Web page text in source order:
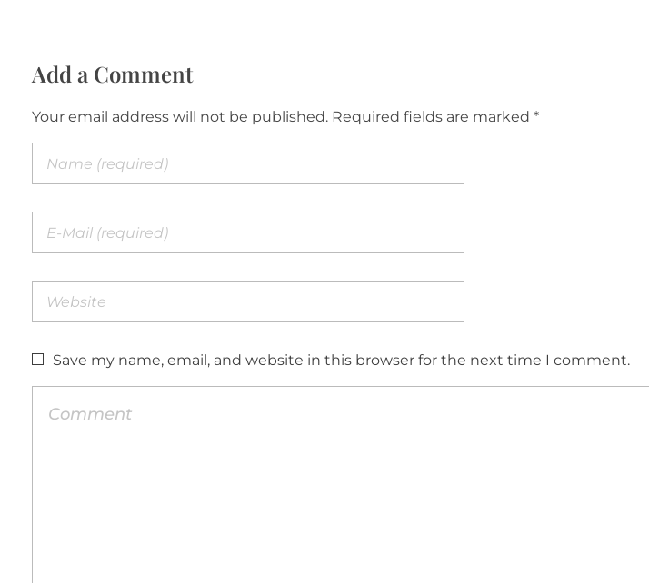
Add a Comment
Your email address will not be published. Required fields are marked *
Save my name, email, and website in this browser for the next time I comment.